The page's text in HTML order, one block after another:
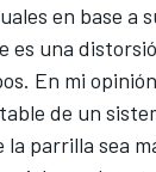
en base a
es una
En mi
de un
la parrilla sea